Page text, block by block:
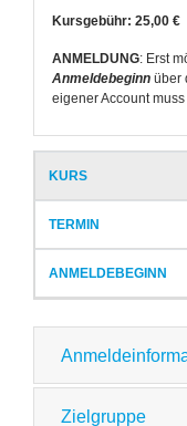
Kursgebühr: 25,00 €
ANMELDUNG: Erst
Anmeldebeginn über
eigener Account
Kurs
Zielgruppe